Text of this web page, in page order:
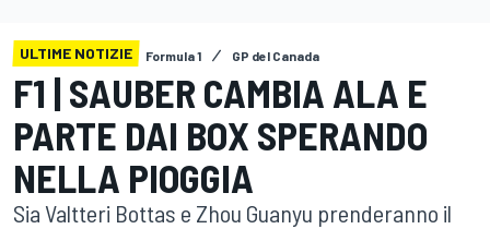
ULTIME NOTIZIE Formula 1 GP del Canada
F1 | SAUBER CAMBIA ALA E
PARTE DAI BOX SPERANDO
NELLA PIOGGIA
Sia Valtteri Bottas e Zhou Guanyu prenderanno il